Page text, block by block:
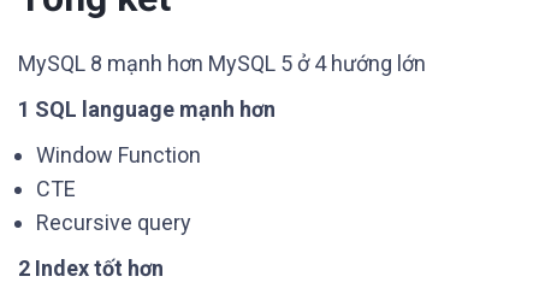
MySQL 8 mạnh hơn MySQL 5 ở 4 hướng lớn
1 SQL language mạnh hơn
Window Function
CTE
Recursive query
2 Index tốt hơn